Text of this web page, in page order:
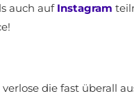
auch auf Instagram
die fast überall